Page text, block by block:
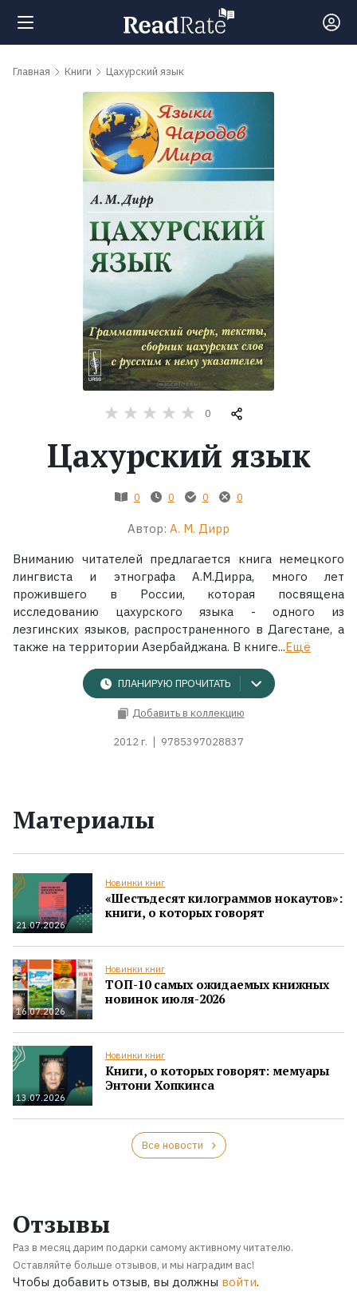
Поиск
Рейтинги
Экранизации
Главная Книги Цахурский язык
0
Цахурский язык
0 0 0 0
Автор: А. М. Дирр
Вниманию читателей предлагается книга немецкого
лингвиста и этнографа А.М.Дирра, много лет
прожившего в России, которая посвящена
исследованию цахурского языка - одного из
лезгинских языков, распространенного в Дагестане, а
также на территории Азербайджана. В книге...Ещё
ПЛАНИРУЮ ПРОЧИТАТЬ
Добавить в коллекцию
2012 г. 9785397028837
Материалы
21.07.2026
Новинки книг
«Шестьдесят килограммов нокаутов»:
книги, о которых говорят
16.07.2026
Новинки книг
ТОП-10 самых ожидаемых книжных
новинок июля-2026
13.07.2026
Новинки книг
Книги, о которых говорят: мемуары
Энтони Хопкинса
Все новости
Отзывы
Раз в месяц дарим подарки самому активному читателю.
Оставляйте больше отзывов, и мы наградим вас!
Чтобы добавить отзыв, вы должны войти.